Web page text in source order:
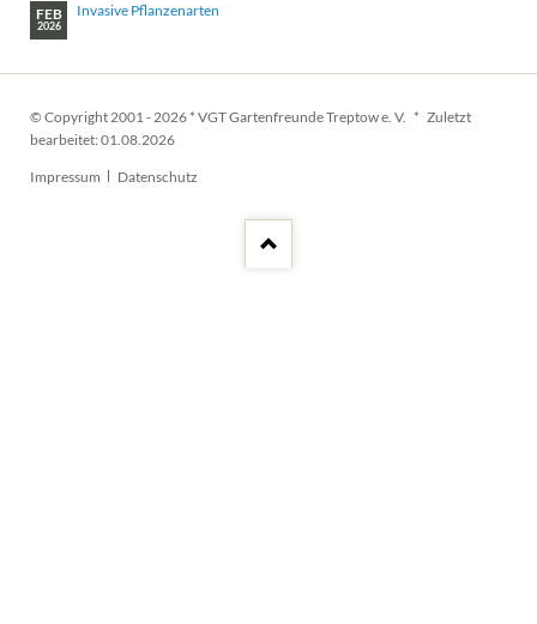
FEB
2026
Invasive Pflanzenarten
© Copyright 2001 - 2026 * VGT Gartenfreunde Treptow e. V. * Zuletzt
bearbeitet: 01.08.2026
Navigation
Impressum Datenschutz